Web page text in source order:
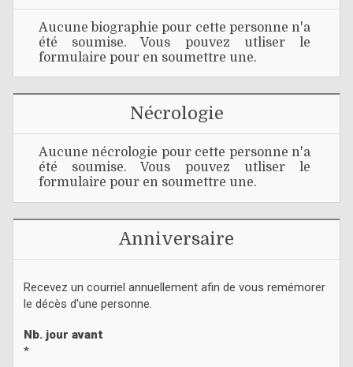
Aucune biographie pour cette personne n'a
été soumise. Vous pouvez utliser le
formulaire pour en soumettre une.
Nécrologie
Aucune nécrologie pour cette personne n'a
été soumise. Vous pouvez utliser le
formulaire pour en soumettre une.
Anniversaire
Recevez un courriel annuellement afin de vous remémorer
le décès d'une personne.
Nb. jour avant
*